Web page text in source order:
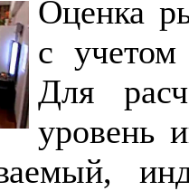
Оценка
с учетом
Для
уровень